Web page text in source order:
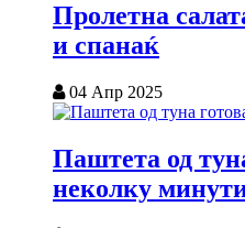
Пролетна
и спанаќ
04 Апр 2025
Паштета од
неколку